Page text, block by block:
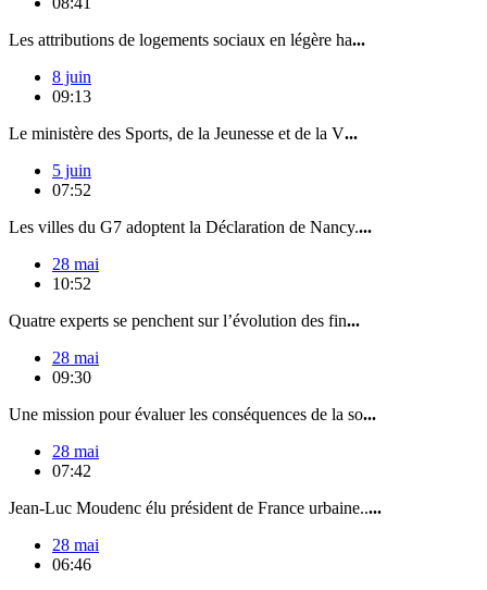
Les attributions de logements sociaux en légère ha...
8 juin
09:13
Le ministère des Sports, de la Jeunesse et de la V...
5 juin
07:52
Les villes du G7 adoptent la Déclaration de Nancy....
28 mai
10:52
Quatre experts se penchent sur l’évolution des fin...
28 mai
09:30
Une mission pour évaluer les conséquences de la so...
28 mai
07:42
Jean-Luc Moudenc élu président de France urbaine.....
28 mai
06:46